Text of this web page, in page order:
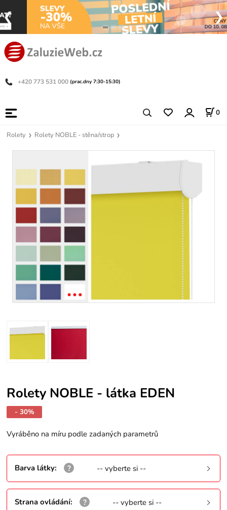
+420 773 531 000 (prac.dny 7:30-15:30)
0
Rolety Rolety NOBLE - stěna/strop
Rolety NOBLE - látka EDEN
- 30%
Vyráběno na míru podle zadaných parametrů
Barva látky: -- vyberte si --
Strana ovládání: -- vyberte si --